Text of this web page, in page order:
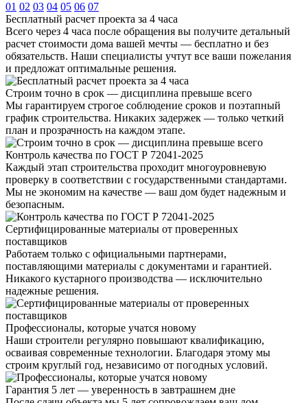
01 02 03 04 05 06 07
Бесплатный расчет проекта за 4 часа
Всего через 4 часа после обращения вы получите детальный
расчет стоимости дома вашей мечты — бесплатно и без
обязательств. Наши специалисты учтут все ваши пожелания
и предложат оптимальные решения.
Строим точно в срок — дисциплина превыше всего
Мы гарантируем строгое соблюдение сроков и поэтапный
график строительства. Никаких задержек — только четкий
план и прозрачность на каждом этапе.
Контроль качества по ГОСТ Р 72041-2025
Каждый этап строительства проходит многоуровневую
проверку в соответствии с государственными стандартами.
Мы не экономим на качестве — ваш дом будет надежным и
безопасным.
Сертифицированные материалы от проверенных
поставщиков
Работаем только с официальными партнерами,
поставляющими материалы с документами и гарантией.
Никакого кустарного производства — исключительно
надежные решения.
Профессионалы, которые учатся новому
Наши строители регулярно повышают квалификацию,
осваивая современные технологии. Благодаря этому мы
строим круглый год, независимо от погодных условий.
Гарантия 5 лет — уверенность в завтрашнем дне